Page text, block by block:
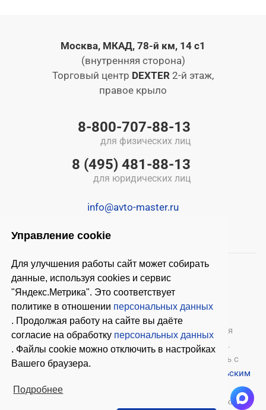
Управление cookie
Для улучшения работы сайт может собирать
данные, используя cookies и сервис
"Яндекс.Метрика". Это соответствует
политике в отношении персональных данных
. Продолжая работу на сайте вы даёте
согласие на обработку персональных данных
. Файлы cookie можно отключить в настройках
Вашего браузера.
Подробнее
Москва, МКАД, 78-й км, 14 с1
(внутренняя сторона)
Торговый центр DEXTER 2-й этаж,
правое крыло
8-800-707-88-13
для физических лиц
8 (495) 481-88-13
для юридических лиц
info@avto-master.ru
© 2026 ООО «Автомастер»— оборудование для
автосервиса, шиномонтажное оборудование.
Оставляя заявки на нашем сайте, ознакомьтесь с
Пользовательским
Копирование материалов с этого сайта возможно